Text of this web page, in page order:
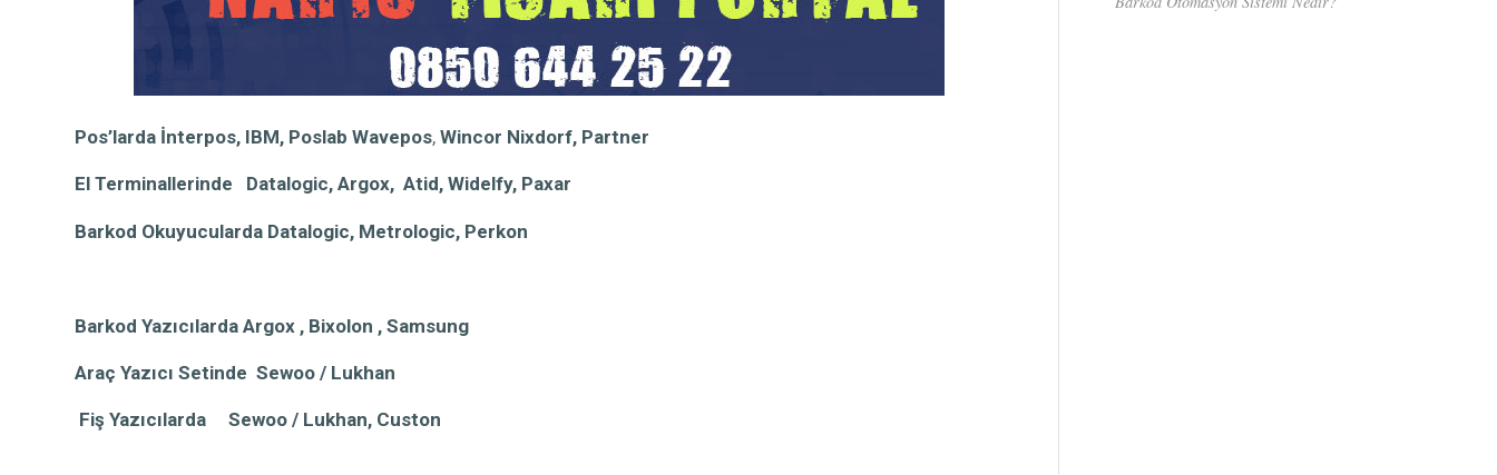
Pos’larda İnterpos, IBM, Poslab Wavepos, Wincor Nixdorf, Partner
El Terminallerinde Datalogic, Argox, Atid, Widelfy, Paxar
Barkod Okuyucularda Datalogic, Metrologic, Perkon
Barkod Yazıcılarda Argox , Bixolon , Samsung
Araç Yazıcı Setinde Sewoo / Lukhan
Fiş Yazıcılarda Sewoo / Lukhan, Custon